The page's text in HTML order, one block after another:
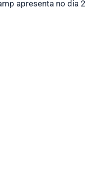
apresenta no dia 2